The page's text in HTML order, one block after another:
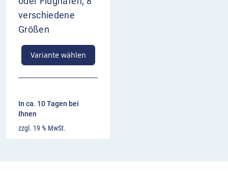
verschiedene
Größen
Variante wählen
In ca. 10 Tagen bei
Ihnen
zzgl. 19 % MwSt.